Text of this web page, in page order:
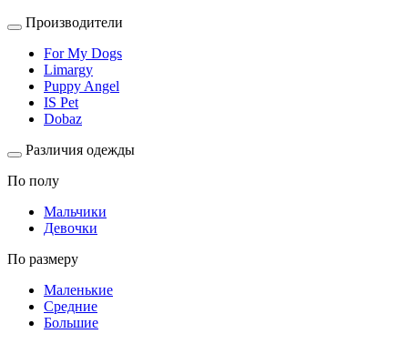
Производители
For My Dogs
Limargy
Puppy Angel
IS Pet
Dobaz
Различия одежды
По полу
Мальчики
Девочки
По размеру
Маленькие
Средние
Большие